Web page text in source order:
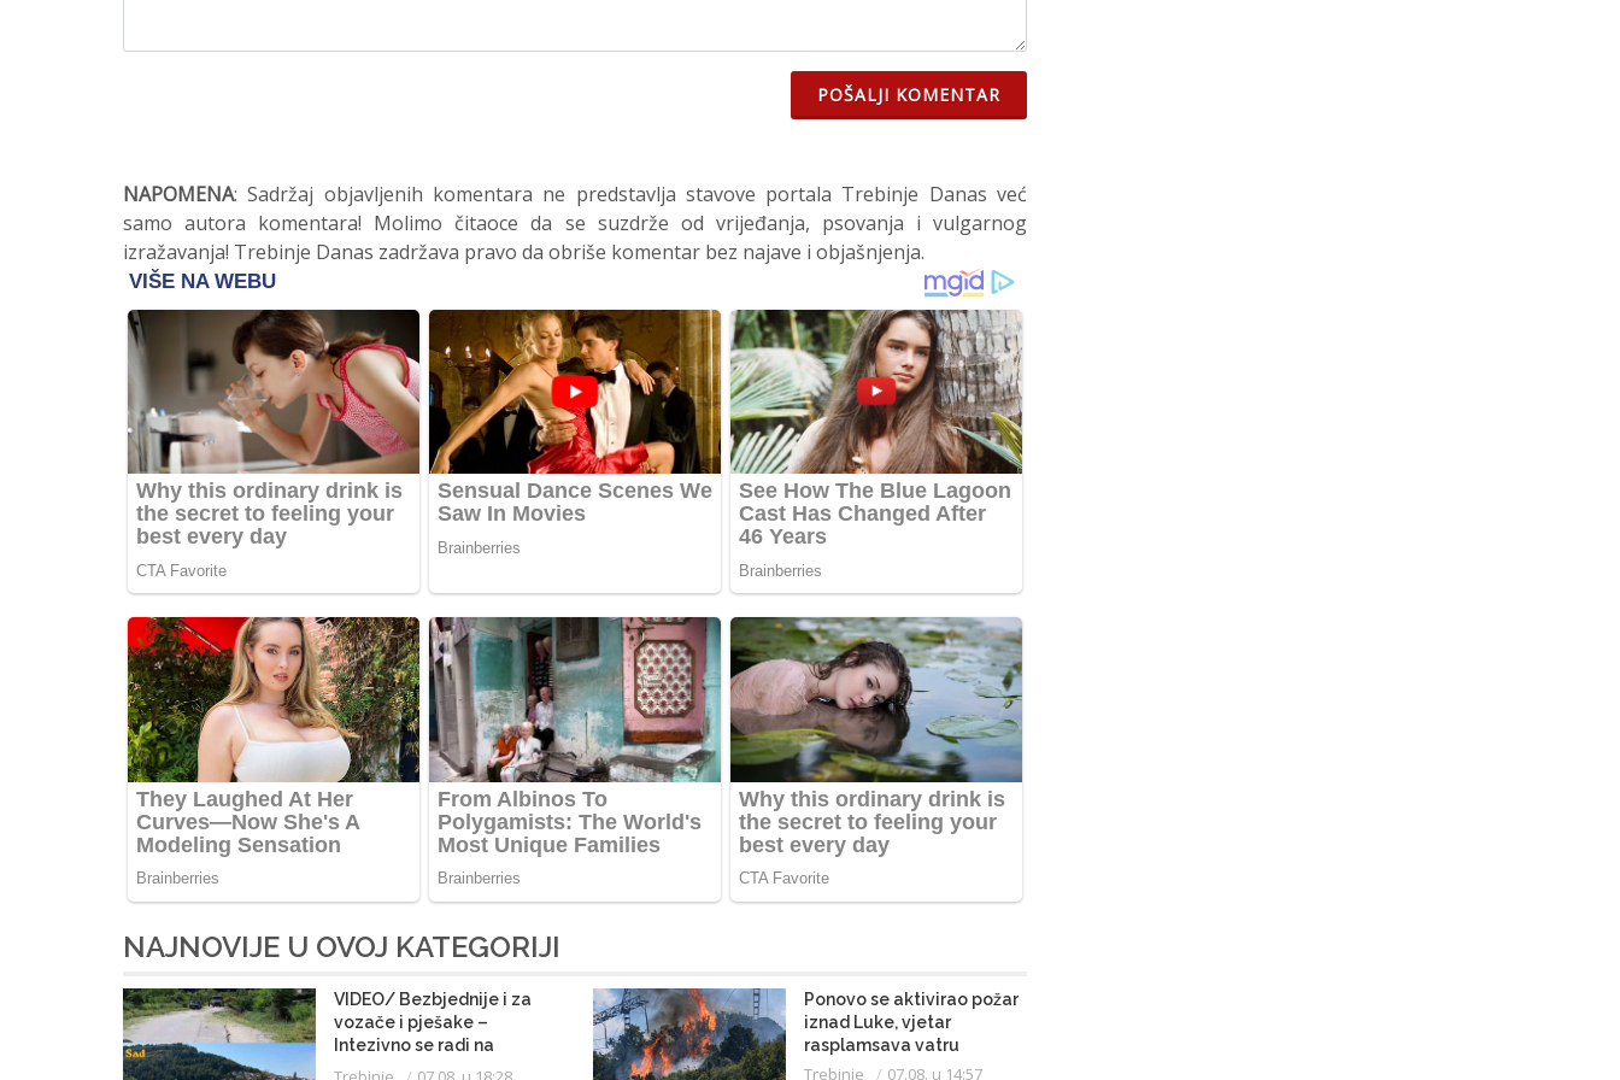
POŠALJI KOMENTAR
NAPOMENA: Sadržaj objavljenih komentara ne predstavlja stavove portala Trebinje Danas već
samo autora komentara! Molimo čitaoce da se suzdrže od vrijeđanja, psovanja i vulgarnog
izražavanja! Trebinje Danas zadržava pravo da obriše komentar bez najave i objašnjenja.
NAJNOVIJE U OVOJ KATEGORIJI
VIDEO/ Bezbjednije i za
vozače i pješake –
Intezivno se radi na
proširenju saobraćajnice
Ponovo se aktivirao požar
iznad Luke, vjetar
rasplamsava vatru
Trebinje 07.08. u 14:57